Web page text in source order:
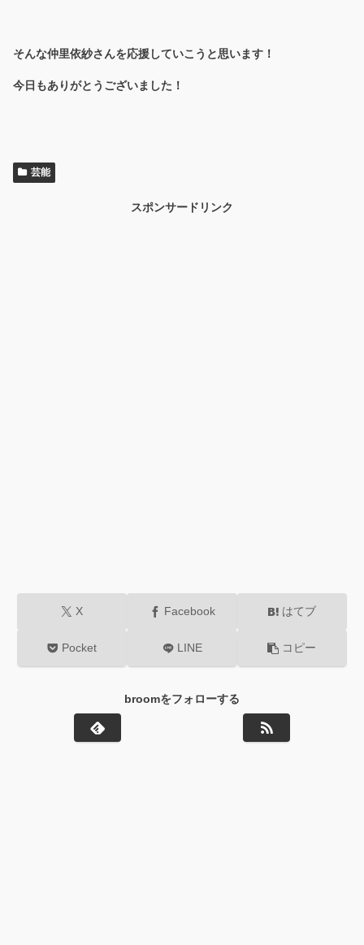
そんな仲里依紗さんを応援していこうと思います！
今日もありがとうございました！
芸能
スポンサードリンク
X Facebook はてブ
Pocket LINE コピー
broomをフォローする